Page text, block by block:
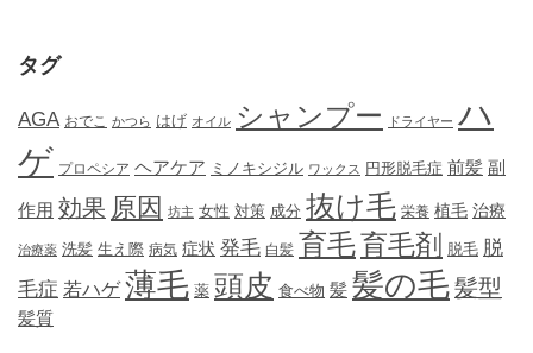
タグ
AGA おでこ かつら はげ オイル シャンプー ドライヤー ハ
ゲ プロペシア ヘアケア ミノキシジル ワックス 円形脱毛症 前髪 副
作用 効果 原因 坊主 女性 対策 成分 抜け毛 栄養 植毛 治療
治療薬 洗髪 生え際 病気 症状 発毛 白髪 育毛育毛剤 脱毛 脱
毛症 若ハゲ 薄毛 薬 頭皮 食べ物 髪 髪の毛髪型
髪質